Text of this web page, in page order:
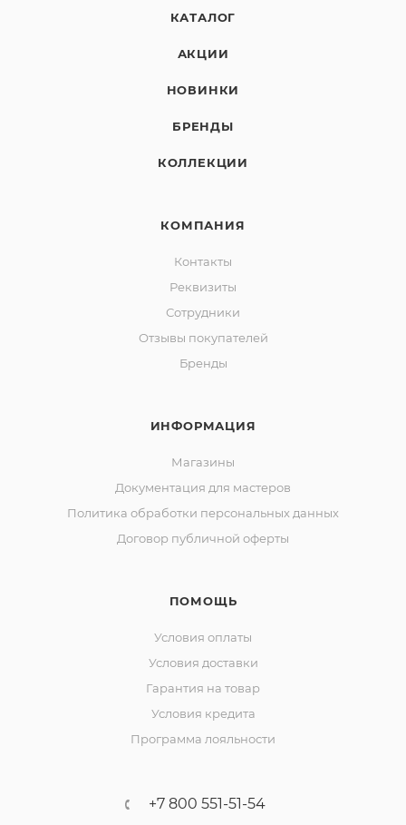
КАТАЛОГ
АКЦИИ
НОВИНКИ
БРЕНДЫ
КОЛЛЕКЦИИ
КОМПАНИЯ
Контакты
Реквизиты
Сотрудники
Отзывы покупателей
Бренды
ИНФОРМАЦИЯ
Магазины
Документация для мастеров
Политика обработки персональных данных
Договор публичной оферты
ПОМОЩЬ
Условия оплаты
Условия доставки
Гарантия на товар
Условия кредита
Программа лояльности
+7 800 551-51-54